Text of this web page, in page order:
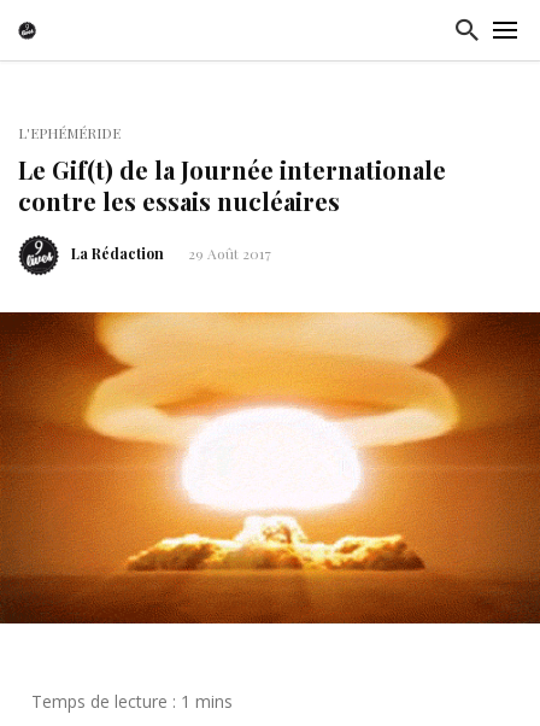
L'EPHÉMÉRIDE
Le Gif(t) de la Journée internationale
contre les essais nucléaires
La Rédaction 29 Août 2017